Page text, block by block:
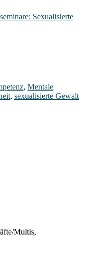
Sexualisierte
, Mentale
, sexualisierte Gewalt
Multis,